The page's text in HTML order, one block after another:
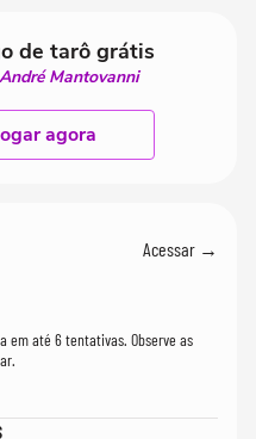
de tarô grátis
Mantovanni
agora
Acessar →
em até 6 tentativas. Observe as